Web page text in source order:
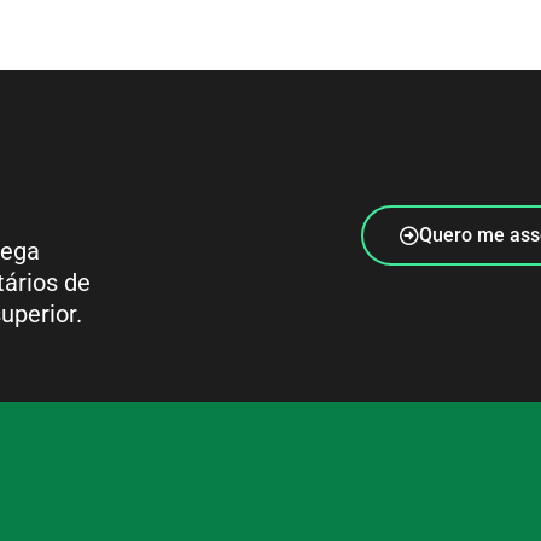
de
Quero me